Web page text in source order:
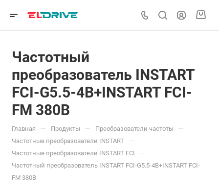
Частотный
преобразователь INSTART
FCI-G5.5-4B+INSTART FCI-
FM 380В
Главная — Продукты — Преобразователи частоты —
Частотные преобразователи INSTART —
Частотные преобразователи INSTART FCI —
Частотный преобразователь INSTART FCI-G5.5-4B+INSTART FCI-
FM 380В